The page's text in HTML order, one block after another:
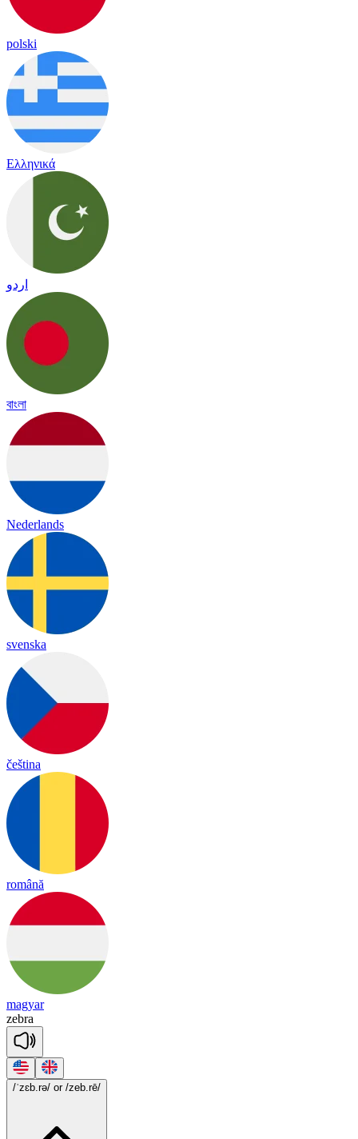
polski
Ελληνικά
اردو
বাংলা
Nederlands
svenska
čeština
română
magyar
zebra
/ˈzɛb.rə/ or /zeb.rē/